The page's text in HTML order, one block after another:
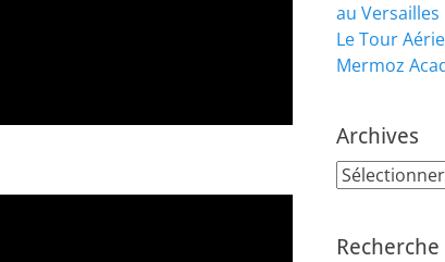
au Versailles
Le Tour
Mermoz
Archives
Archives